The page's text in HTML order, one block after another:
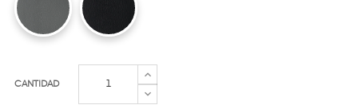
CANTIDAD